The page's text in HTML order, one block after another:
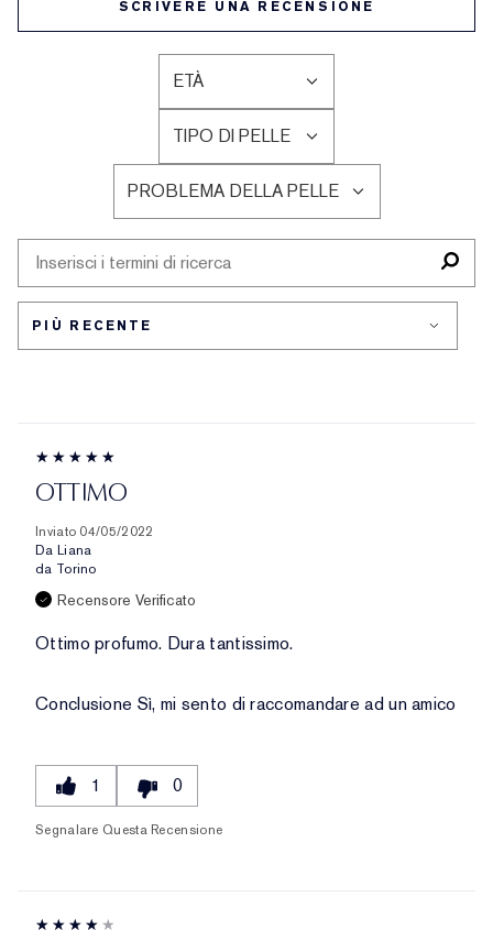
SCRIVERE UNA RECENSIONE
ETÀ
FILTRA
LE
RECENSIONI
PER
ETÀ
TIPO DI PELLE
FILTRA
LE
RECENSIONI
PER
TIPO
DI
PELLE
PROBLEMA DELLA PELLE
FILTRA
LE
PER
DELLA
OTTIMO
Inviato 04/05/2022
Da Liana
da Torino
Recensore Verificato
Ottimo profumo. Dura tantissimo.
Conclusione Sì, mi sento di raccomandare ad un amico
1 0
Segnalare Questa Recensione